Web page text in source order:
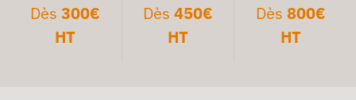
Dès300€
HT
Dès 450€
HT
Dès 800€
HT